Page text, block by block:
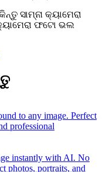
ସାମ୍ନା କ୍ୟାମେରା
ଫଟୋ ଭଲ
to any image. Perfect
professional
instantly with AI. No
photos, portraits, and